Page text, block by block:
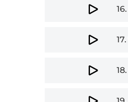
16.
17.
18.